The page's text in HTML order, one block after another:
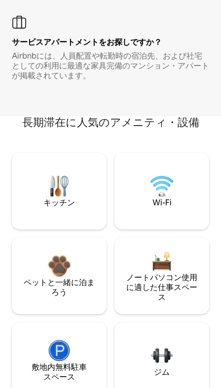
サービスアパートメントをお探しですか？
Airbnbには、人員配置や転勤時の宿泊先、および社宅
としての利用に最適な家具完備のマンション・アパート
が掲載されています。
長期滞在に人気のアメニティ・設備
キッチン Wi-Fi
ペットと一緒に泊ま
ろう
ノートパソコン使用
に適した仕事スペー
ス
敷地内無料駐⁠車
ス⁠ペ⁠ー⁠ス
ジム